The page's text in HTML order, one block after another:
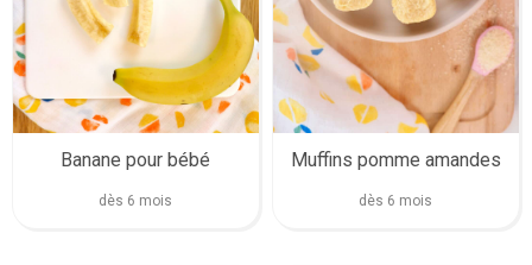
Banane pour bébé
dès 6 mois
Muffins pomme amandes
dès 6 mois